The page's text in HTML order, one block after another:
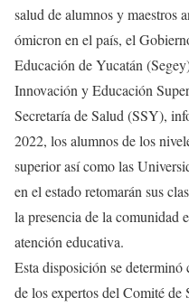
salud de alumnos y maestros
ómicron en el país, el
Educación de Yucatán
Innovación y Educación
Secretaría de Salud (SSY),
2022, los alumnos de los
superior así como las
en el estado retomarán sus
la presencia de la comunidad
atención educativa.
Esta disposición se determinó
de los expertos del Comité